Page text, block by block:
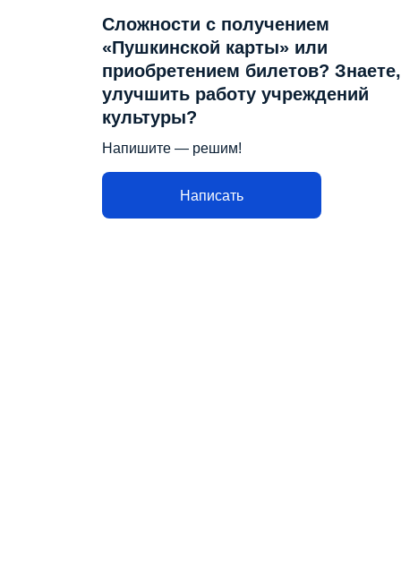
Сложности с получением
«Пушкинской карты» или
приобретением билетов?
улучшить работу учреждений
культуры?
Напишите — решим!
Написать